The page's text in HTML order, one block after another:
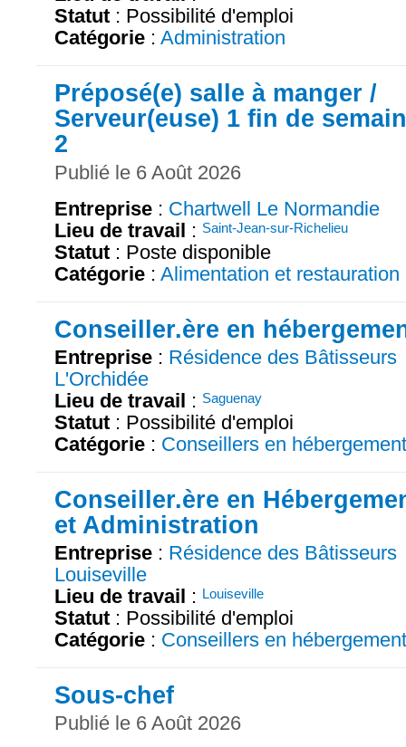
Statut : Possibilité d'emploi
Catégorie : Administration
Préposé(e) salle à manger /
Serveur(euse) 1 fin de
2
Publié le 6 Août 2026
Entreprise : Chartwell Le Normandie
Lieu de travail : Saint-Jean-sur-Richelieu
Statut : Poste disponible
Catégorie : Alimentation et restauration
Conseiller.ère en
Entreprise : Résidence des Bâtisseurs
L'Orchidée
Lieu de travail : Saguenay
Statut : Possibilité d'emploi
Catégorie : Conseillers en hébergement
Conseiller.ère en
et Administration
Entreprise : Résidence des Bâtisseurs
Louiseville
Lieu de travail : Louiseville
Statut : Possibilité d'emploi
Catégorie : Conseillers en hébergement
Sous-chef
Publié le 6 Août 2026